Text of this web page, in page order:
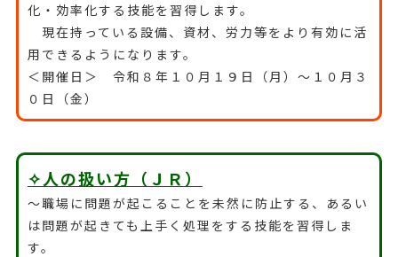
化・効率化する技能を習得します。
現在持っている設備、資材、労力等をより有効に活
用できるようになります。
＜開催日＞ 令和８年１０月１９日（月）～１０月３
０日（金）
✧人の扱い方（ＪＲ）
～職場に問題が起こることを未然に防止する、あるい
は問題が起きても上手く処理をする技能を習得しま
す。